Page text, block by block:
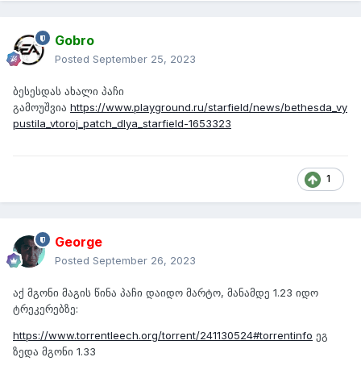
Gobro
Posted September 25, 2023
ბესესდას ახალი პაჩი
გამოუშვია https://www.playground.ru/starfield/news/bethesda_vy
pustila_vtoroj_patch_dlya_starfield-1653323
1
George
Posted September 26, 2023
აქ მგონი მაგის წინა პაჩი დაიდო მარტო, მანამდე 1.23 იდო
ტრეკერებზე:
https://www.torrentleech.org/torrent/241130524#torrentinfo ეგ
ზედა მგონი 1.33